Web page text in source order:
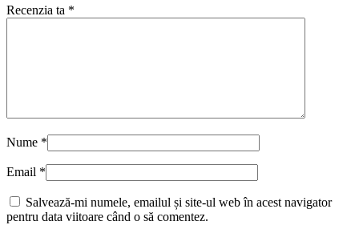
Recenzia ta *
Nume *
Email *
Salvează-mi numele, emailul și site-ul web în acest navigator
pentru data viitoare când o să comentez.